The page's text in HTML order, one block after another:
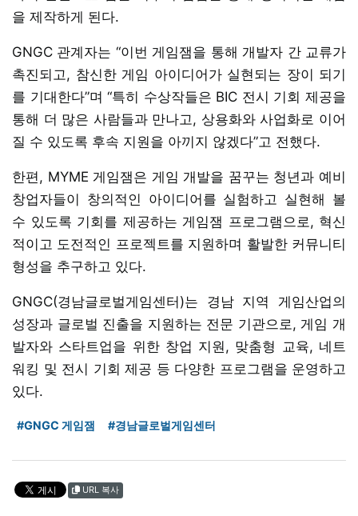
을 제작하게 된다.
GNGC 관계자는 “이번 게임잼을 통해 개발자 간 교류가
촉진되고, 참신한 게임 아이디어가 실현되는 장이 되기
를 기대한다”며 “특히 수상작들은 BIC 전시 기회 제공을
통해 더 많은 사람들과 만나고, 상용화와 사업화로 이어
질 수 있도록 후속 지원을 아끼지 않겠다”고 전했다.
한편, MYME 게임잼은 게임 개발을 꿈꾸는 청년과 예비
창업자들이 창의적인 아이디어를 실험하고 실현해 볼
수 있도록 기회를 제공하는 게임잼 프로그램으로, 혁신
적이고 도전적인 프로젝트를 지원하며 활발한 커뮤니티
형성을 추구하고 있다.
GNGC(경남글로벌게임센터)는 경남 지역 게임산업의
성장과 글로벌 진출을 지원하는 전문 기관으로, 게임 개
발자와 스타트업을 위한 창업 지원, 맞춤형 교육, 네트
워킹 및 전시 기회 제공 등 다양한 프로그램을 운영하고
있다.
#GNGC 게임잼 #경남글로벌게임센터
URL 복사